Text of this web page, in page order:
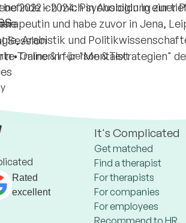
2022 - 2024: Psychologin in einer
befinde ich mich in Ausbildung zur
und habe zuvor in Jena,
Arabistik und
Trainerin für "Mentalstrategien"
Session
•Online & In-person & Text
Rated
excellent
It's Complicated
Get matched
Find a therapist
For therapists
For companies
For employees
Recommend to HR